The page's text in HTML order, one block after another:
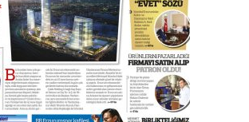
BÖLÜM DEĞİL, BİR ÖMÜR
“NEDEN
ÜNİVERSİTESİ?”
2026 Salı
Gökhan YAZICI
Yesevi’den bir Alperen…
idi… Hakka yürüdü.!
2026 Perşembe